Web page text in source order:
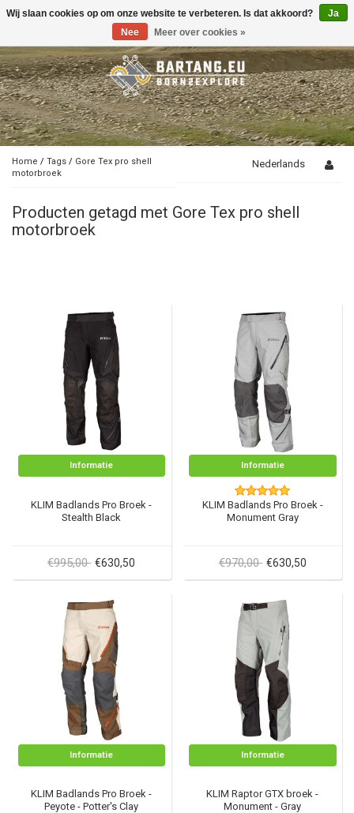
Toggle
Home / Tags / Gore Tex pro shell
motorbroek
Nederlands
Producten getagd met Gore Tex pro shell
motorbroek
Informatie
KLIM Badlands Pro Broek -
Stealth Black
€995,00 €630,50
Informatie
KLIM Badlands Pro Broek -
Monument Gray
€970,00 €630,50
Informatie
KLIM Badlands Pro Broek -
Peyote - Potter's Clay
Informatie
KLIM Raptor GTX broek -
Monument - Gray
Wij slaan cookies op om onze website te verbeteren. Is dat akkoord?
Ja
Nee
Meer over cookies »